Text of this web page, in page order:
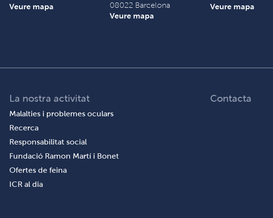
Veure mapa
08022 Barcelona
Veure mapa
Veure mapa
La nostra activitat
Malalties i problemes oculars
Recerca
Responsabilitat social
Fundació Ramon Martí i Bonet
Ofertes de feina
ICR al dia
Contacta